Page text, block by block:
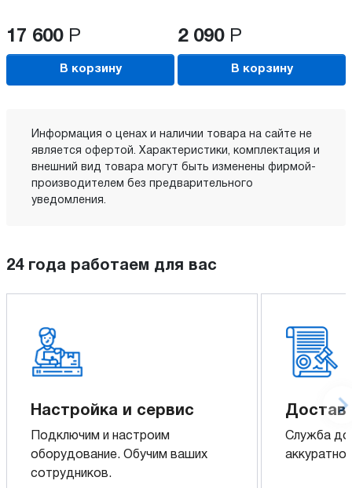
17 600 Р
В корзину
2 090 Р
В корзину
Информация о ценах и наличии товара на сайте не
является офертой. Характеристики, комплектация и
внешний вид товара могут быть изменены фирмой-
производителем без предварительного
уведомления.
24 года работаем для вас
Настройка и сервис
Подключим и настроим
оборудование. Обучим ваших
сотрудников.
Служба
аккуратно